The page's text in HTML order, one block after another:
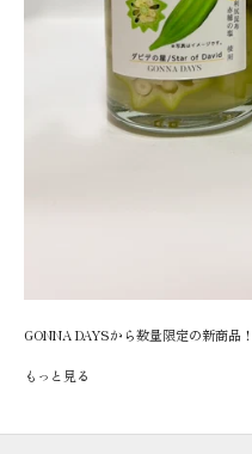
GONNA DAYSから数量限定の新商品
もっと見る